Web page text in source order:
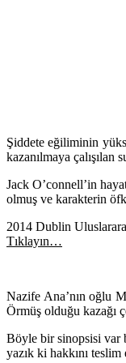
Şiddete eğiliminin
kazanılmaya çalışılan
Jack O’connell’in
olmuş ve karakterin
2014 Dublin
Tıklayın…
Nazife Ana’nın oğlu
Örmüş olduğu kazağı
Böyle bir sinopsisi var
yazık ki hakkını